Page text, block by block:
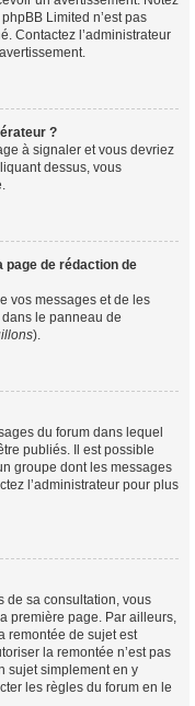
Limited n’est pas
Contactez l’administrateur
?
à signaler et vous devriez
dessus, vous
page de rédaction de
vos messages et de les
le panneau de
).
du forum dans lequel
publiés. Il est possible
groupe dont les messages
l’administrateur pour plus
de sa consultation, vous
première page. Par ailleurs,
remontée de sujet est
la remontée n’est pas
sujet simplement en y
les règles du forum en le